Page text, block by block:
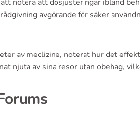
notera att dosjusteringar ibland
avgörande för säker
av meclizine, noterat hur det
njuta av sina resor utan obehag,